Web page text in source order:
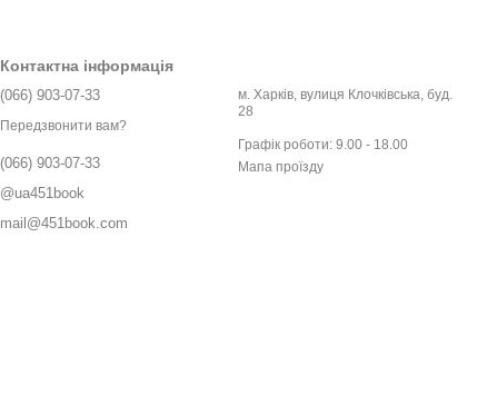
Контактна інформація
(066) 903-07-33
Передзвонити вам?
(066) 903-07-33
@ua451book
mail@451book.com
м. Харків, вулиця Клочківська, буд.
28
Графік роботи: 9.00 - 18.00
Мапа проїзду